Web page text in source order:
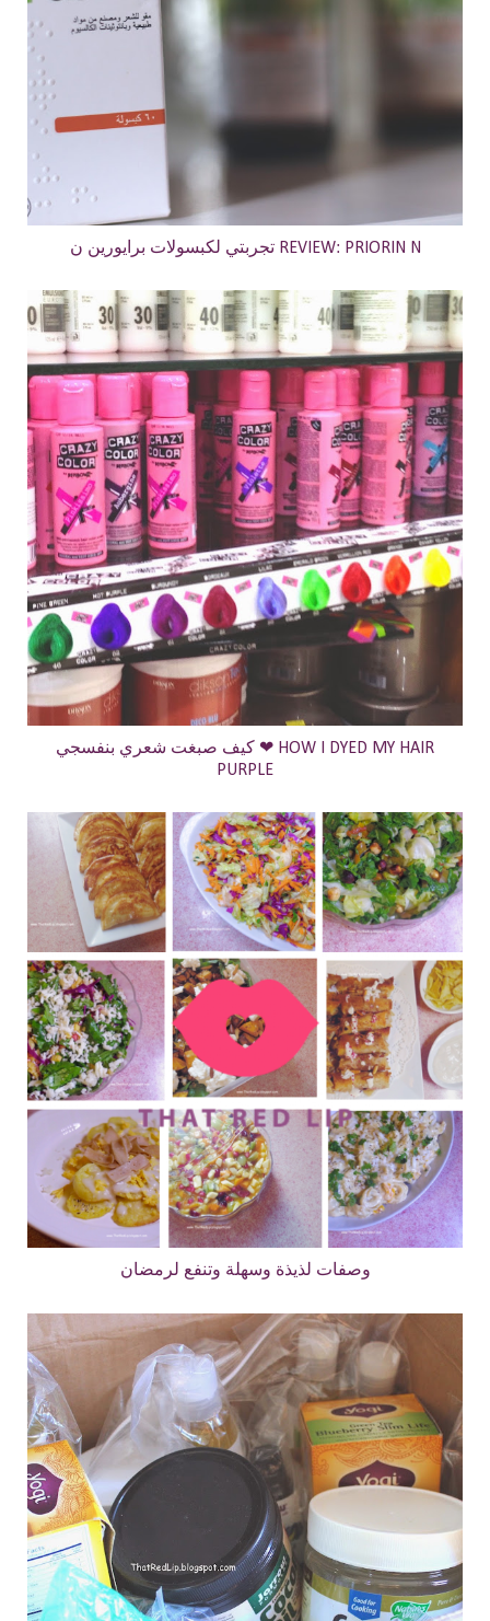
تجربتي لكبسولات برايورين ن REVIEW: PRIORIN N
كيف صبغت شعري بنفسجي ❤ HOW I DYED MY HAIR
PURPLE
وصفات لذيذة وسهلة وتنفع لرمضان